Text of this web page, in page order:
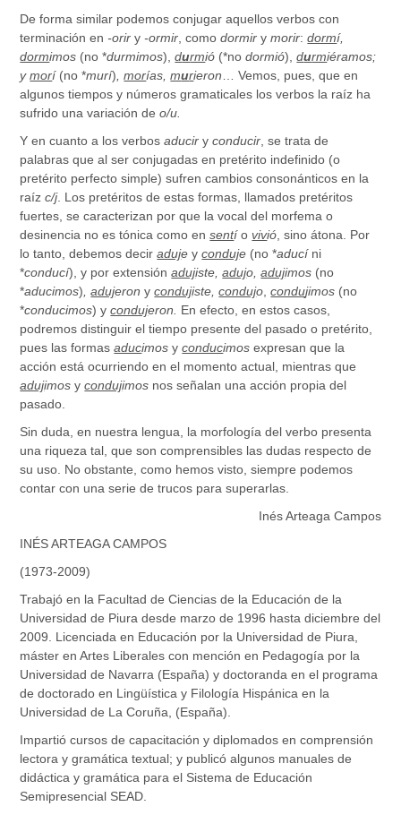
De forma similar podemos conjugar aquellos verbos con
terminación en-oriry-ormir , comodormir ymorir:dormí,
dormimos (no *durmimos),durmió (*nodormió),durmiéramos;
ymorí (no *murí) ,morías,murieron … Vemos, pues, que en
algunos tiempos y números gramaticales los verbos la raíz ha
sufrido una variación deo/u.
Y en cuanto a los verbosaducir yconducir , se trata de
palabras que al ser conjugadas en pretérito indefinido (o
pretérito perfecto simple) sufren cambios consonánticos en la
raízc/j. Los pretéritos de estas formas, llamados pretéritos
fuertes, se caracterizan por que la vocal del morfema o
desinencia no es tónica como ensentíovivió , sino átona. Por
lo tanto, debemos deciradujeyconduje (no *aducí ni
*conducí), y por extensiónadujiste,adujo,adujimos (no
*aducimos) ,adujeron ycondujiste,condujo ,condujimos (no
*conducimos) ycondujeron.
En efecto, en estos casos,
podremos distinguir el tiempo presente del pasado o pretérito,
pues las formasaducimos yconducimos expresan que la
acción está ocurriendo en el momento actual, mientras que
adujimosycondujimos nos señalan una acción propia del
pasado.
Sin duda, en nuestra lengua, la morfología del verbo presenta
una riqueza tal, que son comprensibles las dudas respecto de
su uso. No obstante, como hemos visto, siempre podemos
contar con una serie de trucos para superarlas.
Inés Arteaga Campos
INÉS ARTEAGA CAMPOS
(1973-2009)
Trabajó en la Facultad de Ciencias de la Educación de la
Universidad de Piura desde marzo de 1996 hasta diciembre del
2009. Licenciada en Educación por la Universidad de Piura,
máster en Artes Liberales con mención en Pedagogía por la
Universidad de Navarra (España) y doctoranda en el programa
de doctorado en Lingüística y Filología Hispánica en la
Universidad de La Coruña, (España).
Impartió cursos de capacitación y diplomados en comprensión
lectora y gramática textual; y publicó algunos manuales de
didáctica y gramática para el Sistema de Educación
Semipresencial SEAD.